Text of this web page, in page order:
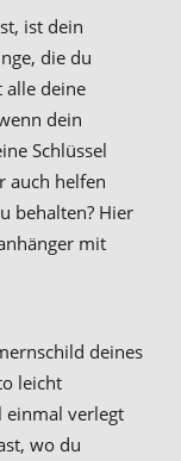
ist dein
die du
alle deine
dein
Schlüssel
auch helfen
behalten? Hier
mit
deines
leicht
einmal verlegt
wo du